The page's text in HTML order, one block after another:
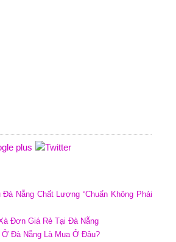
Nẵng Chất Lượng “Chuẩn Không Phải
Đơn Giá Rẻ Tại Đà Nẵng
Đà Nẵng Là Mua Ở Đâu?